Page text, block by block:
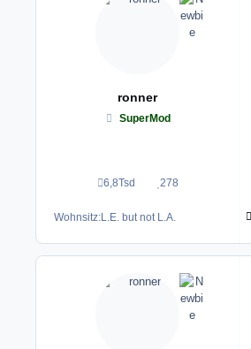
ronner
SuperMod
6,8Tsd
Beiträge 278Reputation
Wohnsitz:L.E. but not L.A.